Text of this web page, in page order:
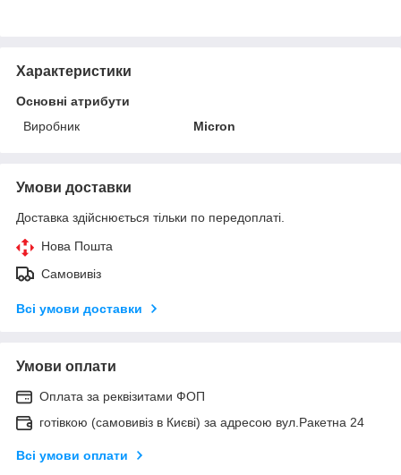
Характеристики
Основні атрибути
Виробник
Micron
Умови доставки
Доставка здійснюється тільки по передоплаті.
Нова Пошта
Самовивіз
Всі умови доставки
Умови оплати
Оплата за реквізитами ФОП
готівкою (самовивіз в Києві) за адресою вул.Ракетна 24
Всі умови оплати